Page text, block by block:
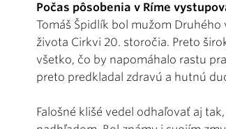
Počas pôsobenia v Ríme
Tomáš Špidlík bol mužom
života Cirkvi 20. storočia. Preto
všetko, čo by napomáhalo rastu
preto predkladal zdravú a hutnú
Falošné klišé vedel odhaľovať aj